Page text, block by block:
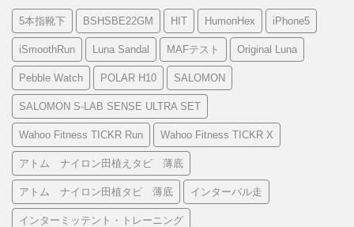
5本指靴下 BSHSBE22GM HIT HumonHex iPhone5
iSmoothRun Luna Sandal MAFテスト Original Luna
Pebble Watch POLAR H10 SALOMON
SALOMON S-LAB SENSE ULTRA SET
Wahoo Fitness TICKR Run Wahoo Fitness TICKR X
アトム ナイロン田植えタビ 薄底
アトム ナイロン田植タビ 薄底 インターバル走
インターミッテント・トレーニング